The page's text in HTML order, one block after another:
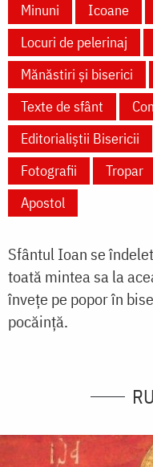
Minuni
Icoane
Locuri de pelerinaj
Mănăstiri și biserici
Texte de sfânt
Editorialiștii Bisericii
Fotografii
Tropar
Apostol
Sfântul Ioan se
toată mintea sa la
învețe pe popor în
pocăință.